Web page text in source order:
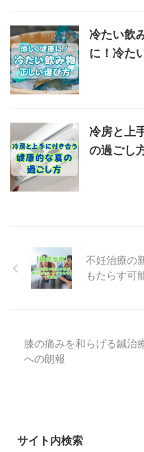
冷たい飲
に！冷た
冷房と上
の過ごし
不妊治療の
もたらす可
膝の痛みを和らげる鍼治
への朗報
サイト内検索